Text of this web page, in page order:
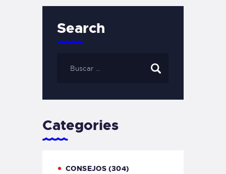
Search
Categories
CONSEJOS (304)